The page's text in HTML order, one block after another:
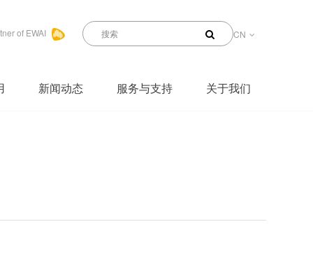
of EWAI CN
新闻动态 服务与支持 关于我们